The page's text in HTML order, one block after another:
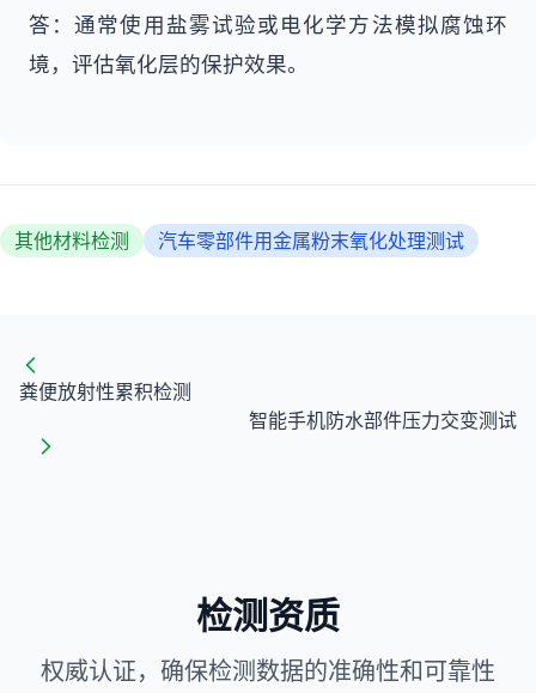
答：通常使用盐雾试验或电化学方法模拟腐蚀环
境，评估氧化层的保护效果。
其他材料检测 汽车零部件用金属粉末氧化处理测试
粪便放射性累积检测
智能手机防水部件压力交变测试
检测资质
权威认证，确保检测数据的准确性和可靠性